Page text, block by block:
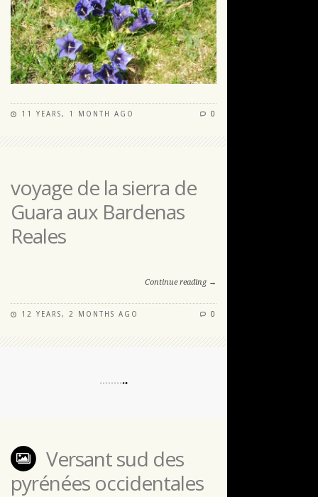
11 YEARS, 1 MONTH AGO 0
voyage de la sierra de
Guara aux Bardenas
Reales
Continue reading →
12 YEARS, 2 MONTHS AGO 0
Versant sud des
pyrénées occidentales